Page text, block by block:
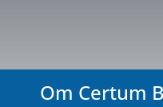
Om Certum